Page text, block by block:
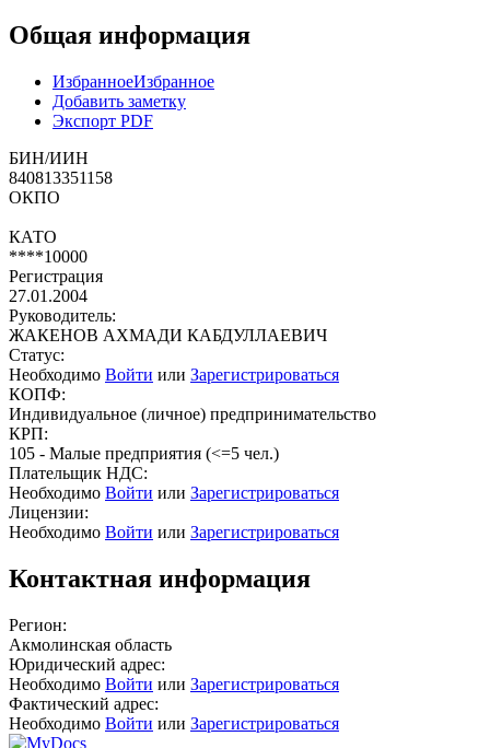
Общая информация
ИзбранноеИзбранное
Добавить заметку
Экспорт PDF
БИН/ИИН
840813351158
ОКПО
КАТО
****10000
Регистрация
27.01.2004
Руководитель:
ЖАКЕНОВ АХМАДИ КАБДУЛЛАЕВИЧ
Статус:
Необходимо Войти или Зарегистрироваться
КОПФ:
Индивидуальное (личное) предпринимательство
КРП:
105 - Малые предприятия (<=5 чел.)
Плательщик НДС:
Необходимо Войти или Зарегистрироваться
Лицензии:
Необходимо Войти или Зарегистрироваться
Контактная информация
Регион:
Акмолинская область
Юридический адрес:
Необходимо Войти или Зарегистрироваться
Фактический адрес:
Необходимо Войти или Зарегистрироваться